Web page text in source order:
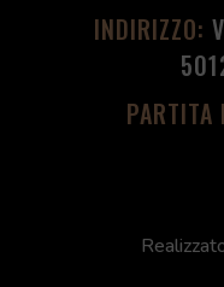
INDIRIZZO:
PARTITA